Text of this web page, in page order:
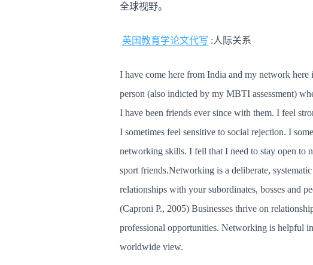
全球视野。
英国教育学论文代写 :人际关系
I have come here from India and my network
person (also indicted by my MBTI assessment)
I have been friends ever since with them. I feel
I sometimes feel sensitive to social rejection. I
networking skills. I fell that I need to stay open to
sport friends.Networking is a deliberate,
relationships with your subordinates, bosses and
(Caproni P., 2005) Businesses thrive on
professional opportunities. Networking is helpful
worldwide view.